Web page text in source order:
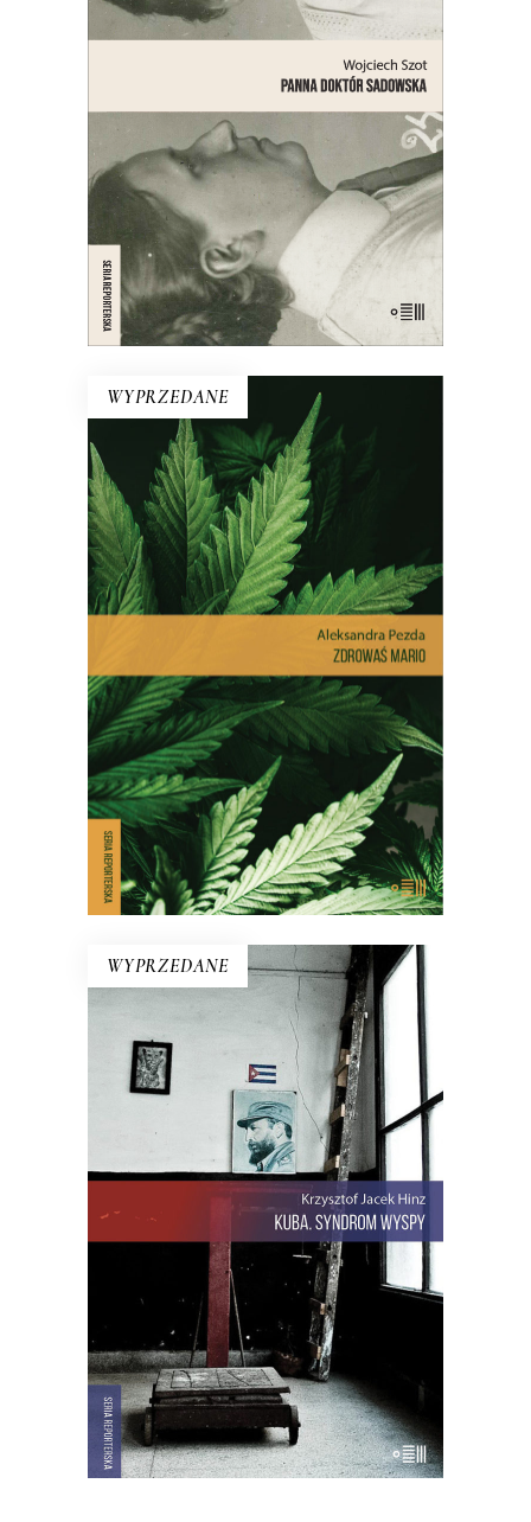
E-BOOK DO KOSZYKA
działaczce społecznej, feministce,
patriotce, automobilistce,
przedsiębiorczyni, lesbijce – bohaterce
jednego z najgłośniejszych skandali
obyczajowych międzywojennej
Warszawy.
42.00 21.00zł
WYPRZEDANE
E-BOOK DO KOSZYKA
ZDROWAŚ MARIO. REPORTAŻE
O MEDYCZNEJ MARIHUANIE
Dlatego pacjenci stają się
przestępcami? Reportaż interwencyjny
na temat, który dotyczy milionów z nas
– choć na co dzień nie zdajemy sobie z
tego sprawy.
WYPRZEDANE
E-BOOK DO KOSZYKA
KUBA. SYNDROM WYSPY
Rewolucja i dysydenci, Kubanki
walczące o podpaski i Kubańczycy,
którzy obrażają rewolucję szortami i
sandałami. Jest tu dawna świetność
Hawany, są prosięta hodowane w
wannach i jest krowa – bohaterka
rewolucji.
44.00 zł 22.00zł